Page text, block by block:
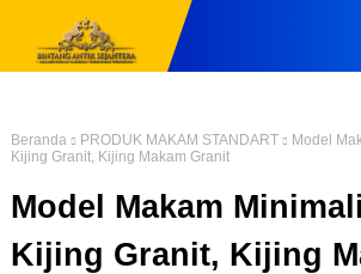
Beranda PRODUK MAKAM STANDART
Model
Kijing Granit, Kijing Makam Granit
Model Makam
Kijing Granit, Kijing